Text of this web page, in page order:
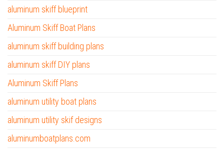
aluminum skiff blueprint
Aluminum Skiff Boat Plans
aluminum skiff building plans
aluminum skiff DIY plans
Aluminum Skiff Plans
aluminum utility boat plans
aluminum utility skif designs
aluminumboatplans.com